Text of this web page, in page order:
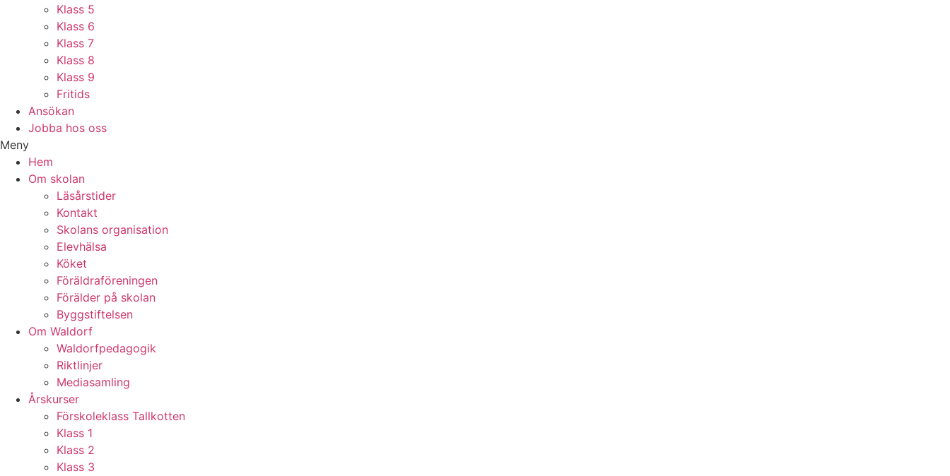
Klass 5
Klass 6
Klass 7
Klass 8
Klass 9
Fritids
Ansökan
Jobba hos oss
Meny
Hem
Om skolan
Läsårstider
Kontakt
Skolans organisation
Elevhälsa
Köket
Föräldraföreningen
Förälder på skolan
Byggstiftelsen
Om Waldorf
Waldorfpedagogik
Riktlinjer
Mediasamling
Årskurser
Förskoleklass Tallkotten
Klass 1
Klass 2
Klass 3